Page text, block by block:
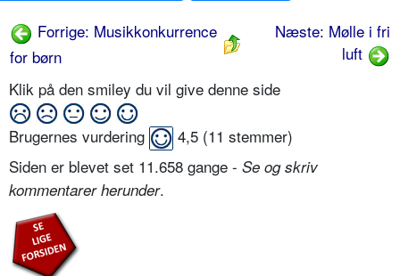
Forrige: Musikkonkurrence
for børn
Næste: Mølle i fri
luft
Klik på den smiley du vil give denne side
Brugernes vurdering 4,5 (11 stemmer)
Siden er blevet set 11.658 gange - Se og skriv
kommentarer herunder.